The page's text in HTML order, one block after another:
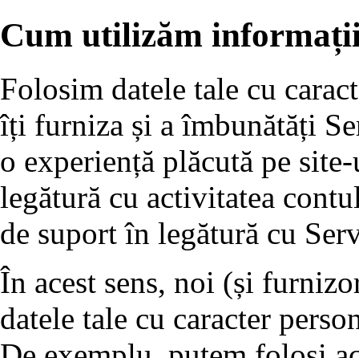
Cum utilizăm
Folosim datele tale cu
îți furniza și a îmbunătăți
o experiență plăcută pe
legătură cu activitatea
de suport în legătură cu
În acest sens, noi (și
datele tale cu caracter